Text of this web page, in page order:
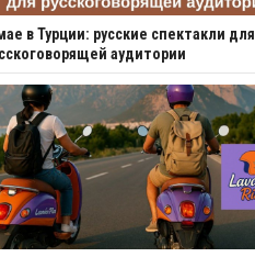
в Турции: русские спектакли для
аудитории